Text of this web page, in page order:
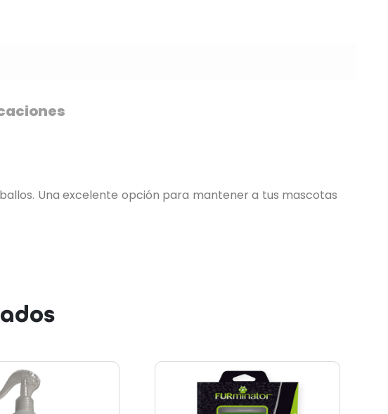
Una excelente opción para mantener a tus mascotas